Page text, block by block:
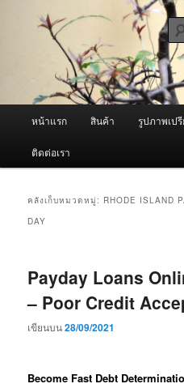
ผู้นำเข้าเครื่องพ่
Fogger / Fogger
จำหน่ายเครื่องพ่นหมอกควัน คุณภาพ
หน้าแรก สินค้า รูปภาพเป
ติดต่อเรา
คลังเก็บหมวดหมู่: RHODE ISLAND
DAY
Payday Loans
– Poor Credit
เขียนบน28/09/2021
Become Fast Debt